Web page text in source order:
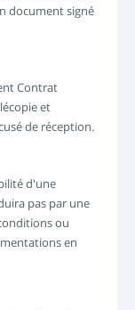
document signé
Contrat
et
de réception.
d'une
pas par une
ou
en